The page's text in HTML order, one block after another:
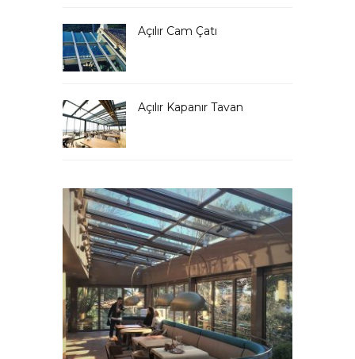
Açılır Cam Çatı
Açılır Kapanır Tavan